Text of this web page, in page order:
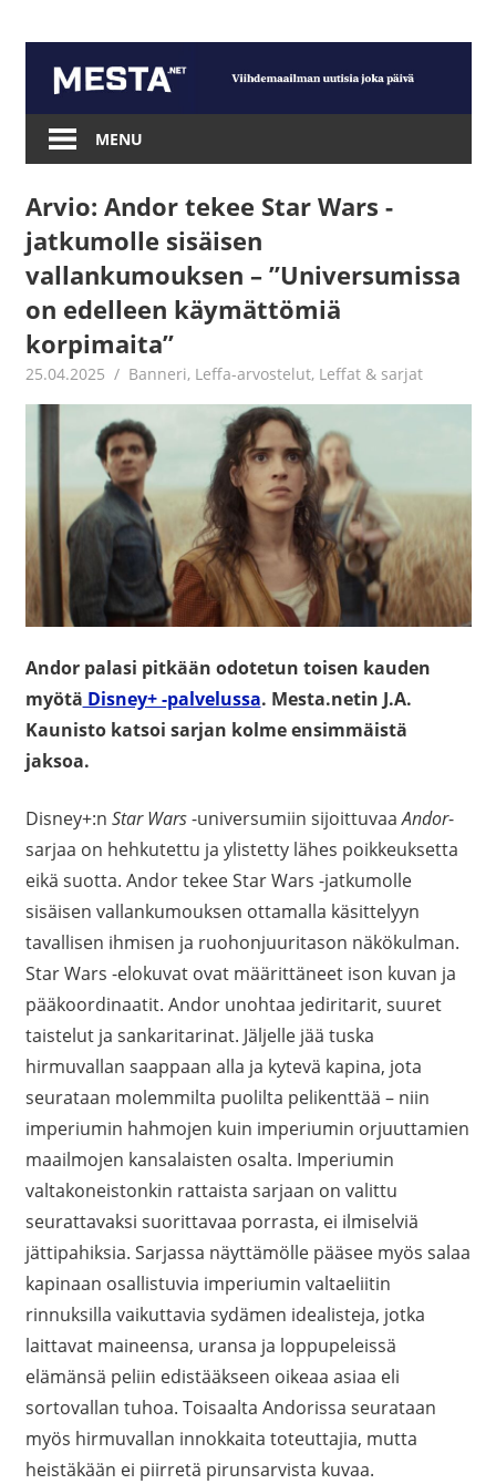
content
Mesta.net
MENU
Arvio: Andor tekee Star Wars -
jatkumolle sisäisen
vallankumouksen – ”Universumissa
on edelleen käymättömiä
korpimaita”
25.04.2025 Jouni Hirn
Banneri, Leffa-arvostelut, Leffat & sarjat
Andor palasi pitkään odotetun toisen kauden
myötä Disney+ -palvelussa. Mesta.netin J.A.
Kaunisto katsoi sarjan kolme ensimmäistä
jaksoa.
Disney+:n Star Wars-universumiin sijoittuvaaAndor-
sarjaa on hehkutettu ja ylistetty lähes poikkeuksetta
eikä suotta. Andor tekee Star Wars -jatkumolle
sisäisen vallankumouksen ottamalla käsittelyyn
tavallisen ihmisen ja ruohonjuuritason näkökulman.
Star Wars -elokuvat ovat määrittäneet ison kuvan ja
pääkoordinaatit. Andor unohtaa jediritarit, suuret
taistelut ja sankaritarinat. Jäljelle jää tuska
hirmuvallan saappaan alla ja kytevä kapina, jota
seurataan molemmilta puolilta pelikenttää – niin
imperiumin hahmojen kuin imperiumin orjuuttamien
maailmojen kansalaisten osalta. Imperiumin
valtakoneistonkin rattaista sarjaan on valittu
seurattavaksi suorittavaa porrasta, ei ilmiselviä
jättipahiksia. Sarjassa näyttämölle pääsee myös salaa
kapinaan osallistuvia imperiumin valtaeliitin
rinnuksilla vaikuttavia sydämen idealisteja, jotka
laittavat maineensa, uransa ja loppupeleissä
elämänsä peliin edistääkseen oikeaa asiaa eli
sortovallan tuhoa. Toisaalta Andorissa seurataan
myös hirmuvallan innokkaita toteuttajia, mutta
heistäkään ei piirretä pirunsarvista kuvaa.